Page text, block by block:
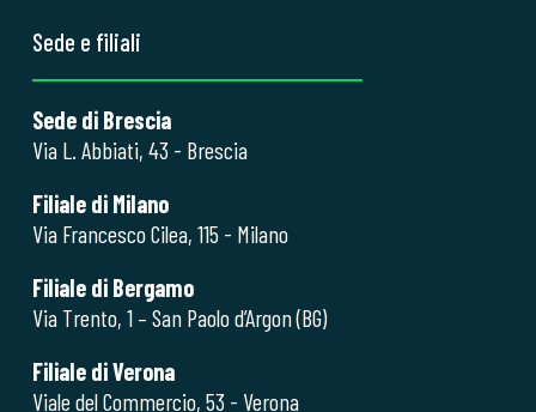
Sede e filiali
Sede di Brescia
Via L. Abbiati, 43 - Brescia
Filiale di Milano
Via Francesco Cilea, 115 - Milano
Filiale di Bergamo
Via Trento, 1 – San Paolo d’Argon (BG)
Filiale di Verona
Viale del Commercio, 53 - Verona